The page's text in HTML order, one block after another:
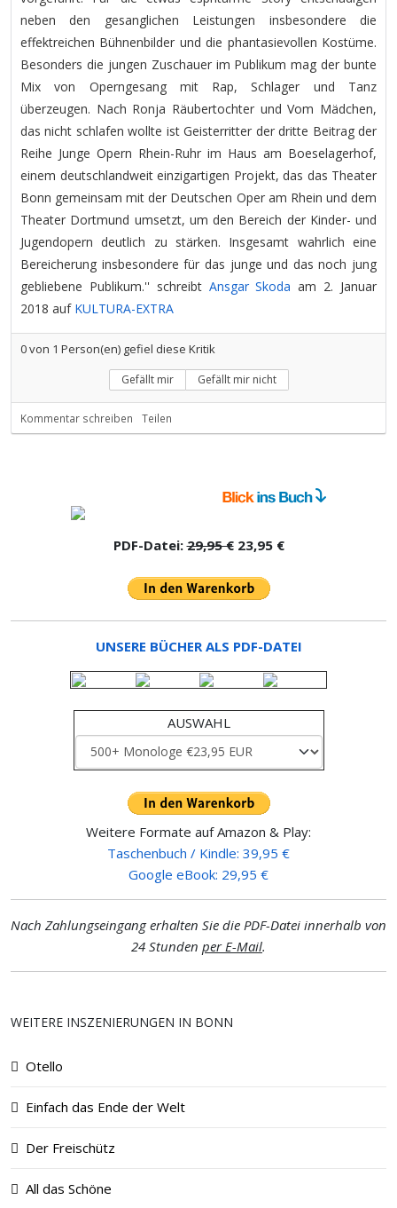
neben den gesanglichen Leistungen insbesondere die
effektreichen Bühnenbilder und die phantasievollen Kostüme.
Besonders die jungen Zuschauer im Publikum mag der bunte
Mix von Operngesang mit Rap, Schlager und Tanz
überzeugen. Nach Ronja Räubertochter und Vom Mädchen,
das nicht schlafen wollte ist Geisterritter der dritte Beitrag der
Reihe Junge Opern Rhein-Ruhr im Haus am Boeselagerhof,
einem deutschlandweit einzigartigen Projekt, das das Theater
Bonn gemeinsam mit der Deutschen Oper am Rhein und dem
Theater Dortmund umsetzt, um den Bereich der Kinder- und
Jugendopern deutlich zu stärken. Insgesamt wahrlich eine
Bereicherung insbesondere für das junge und das noch jung
gebliebene Publikum.'' schreibt Ansgar Skoda am 2. Januar
2018 auf KULTURA-EXTRA
0von 1 Person(en) gefiel diese Kritik
Gefällt mir Gefällt mir nicht
Kommentar schreiben Teilen
PDF-Datei:29,95 €23,95 €
UNSERE BÜCHER ALS PDF-DATEI
AUSWAHL
Weitere Formate auf Amazon & Play:
Taschenbuch / Kindle: 39,95 €
Google eBook: 29,95 €
Nach Zahlungseingang erhalten Sie die PDF-Datei innerhalb von
24 Stunden per E-Mail.
WEITERE INSZENIERUNGEN IN BONN
Otello
Einfach das Ende der Welt
Der Freischütz
All das Schöne